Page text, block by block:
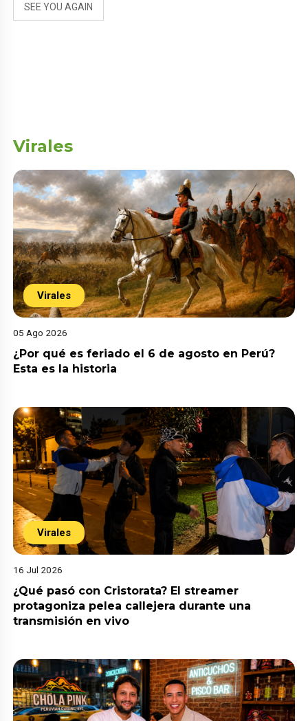
SEE YOU AGAIN
Virales
Virales
05 Ago 2026
¿Por qué es feriado el 6 de agosto en Perú?
Esta es la historia
Virales
16 Jul 2026
¿Qué pasó con Cristorata? El streamer
protagoniza pelea callejera durante una
transmisión en vivo